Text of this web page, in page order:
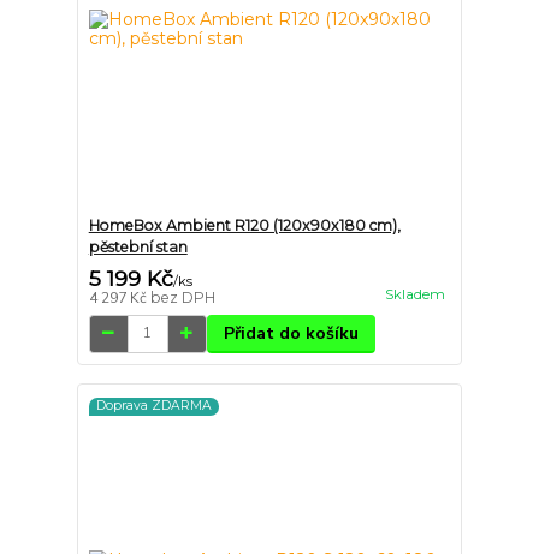
HomeBox Ambient R120 (120x90x180 cm),
pěstební stan
5 199 Kč/ks
4 297 Kč bez DPH Skladem
Přidat do košíku
Doprava ZDARMA